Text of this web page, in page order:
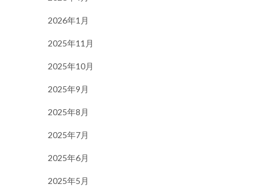
2026年1月
2025年11月
2025年10月
2025年9月
2025年8月
2025年7月
2025年6月
2025年5月